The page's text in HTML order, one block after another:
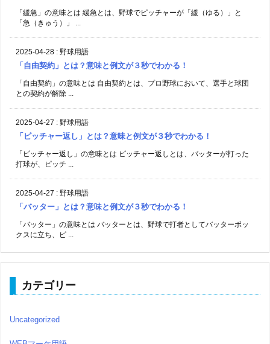
「緩急」の意味とは 緩急とは、野球でピッチャーが「緩（ゆる）」と
「急（きゅう）」 ...
2025-04-28 : 野球用語
「自由契約」とは？意味と例文が３秒でわかる！
「自由契約」の意味とは 自由契約とは、プロ野球において、選手と球団
との契約が解除 ...
2025-04-27 : 野球用語
「ピッチャー返し」とは？意味と例文が３秒でわかる！
「ピッチャー返し」の意味とは ピッチャー返しとは、バッターが打った
打球が、ピッチ ...
2025-04-27 : 野球用語
「バッター」とは？意味と例文が３秒でわかる！
「バッター」の意味とは バッターとは、野球で打者としてバッターボッ
クスに立ち、ピ ...
カテゴリー
Uncategorized